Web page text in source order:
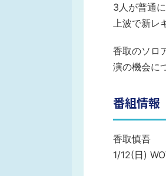
3人が普通
上波で新レ
香取のソロ
演の機会に
番組情報
香取慎吾
1/12(日)